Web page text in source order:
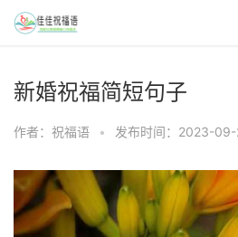
新婚祝福简短句子
作者：祝福语 • 发布时间：2023-